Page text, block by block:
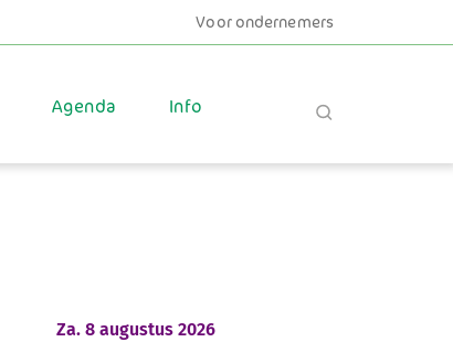
Voor ondernemers
Agenda Info
Za. 8 augustus 2026